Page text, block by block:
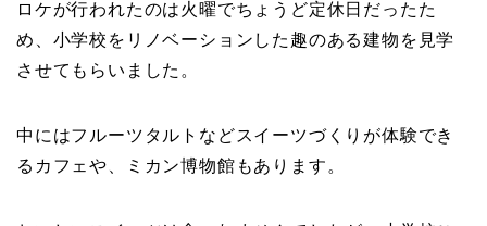
ロケが行われたのは火曜でちょうど定休日だったた
め、小学校をリノベーションした趣のある建物を見学
させてもらいました。
中にはフルーツタルトなどスイーツづくりが体験でき
るカフェや、ミカン博物館もあります。